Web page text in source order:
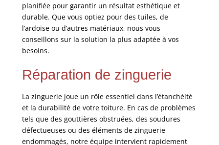
planifiée pour garantir un résultat esthétique et
durable. Que vous optiez pour des tuiles, de
l’ardoise ou d’autres matériaux, nous vous
conseillons sur la solution la plus adaptée à vos
besoins.
Réparation de zinguerie
La zinguerie joue un rôle essentiel dans l’étanchéité
et la durabilité de votre toiture. En cas de problèmes
tels que des gouttières obstruées, des soudures
défectueuses ou des éléments de zinguerie
endommagés, notre équipe intervient rapidement